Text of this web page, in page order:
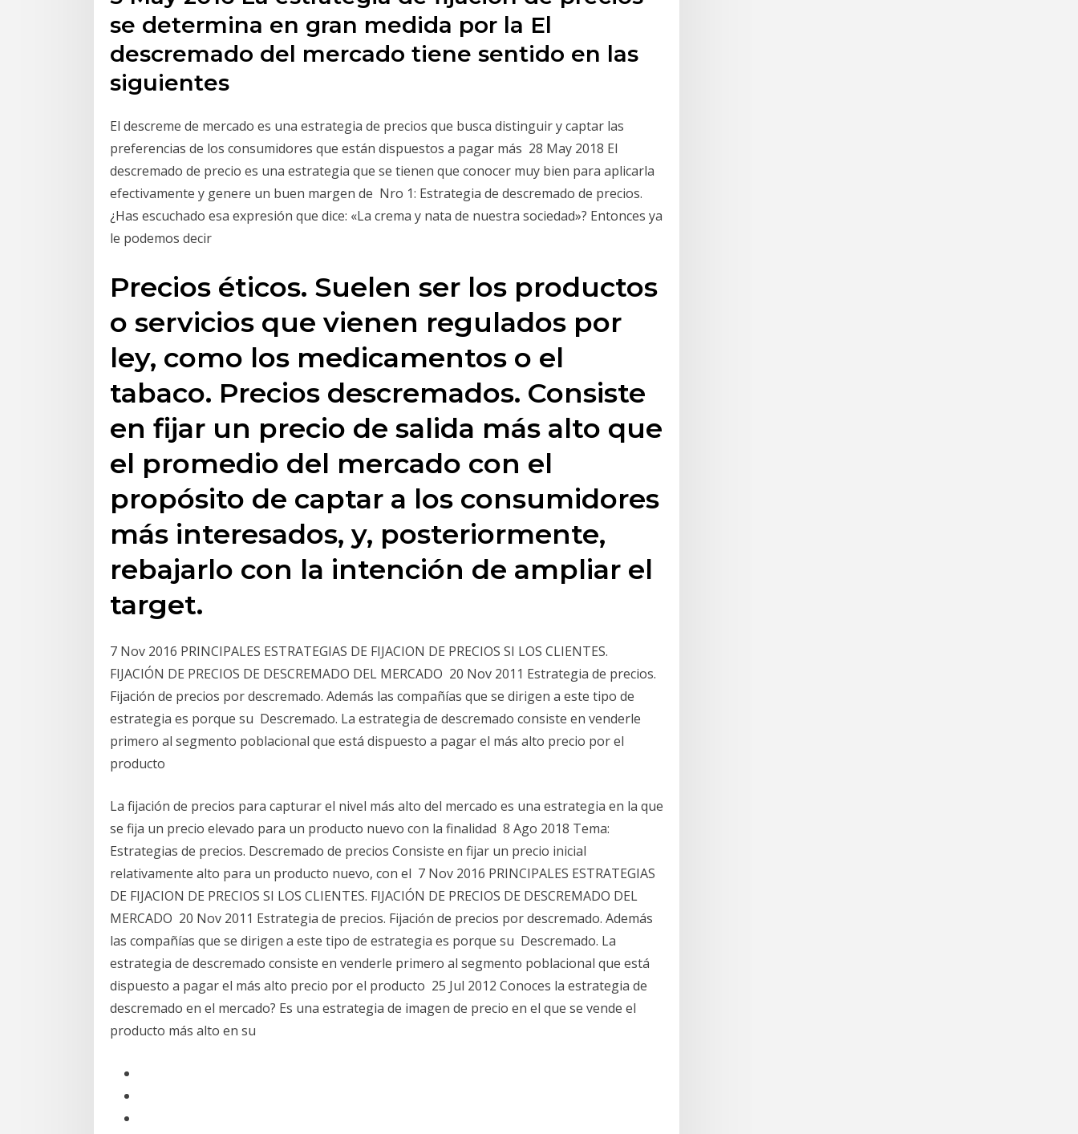
se determina en gran medida por la El
descremado del mercado tiene sentido en las
siguientes
El descreme de mercado es una estrategia de precios que busca distinguir y captar las
preferencias de los consumidores que están dispuestos a pagar más 28 May 2018 El
descremado de precio es una estrategia que se tienen que conocer muy bien para aplicarla
efectivamente y genere un buen margen de Nro 1: Estrategia de descremado de precios.
¿Has escuchado esa expresión que dice: «La crema y nata de nuestra sociedad»? Entonces ya
le podemos decir
Precios éticos. Suelen ser los productos
o servicios que vienen regulados por
ley, como los medicamentos o el
tabaco. Precios descremados. Consiste
en fijar un precio de salida más alto que
el promedio del mercado con el
propósito de captar a los consumidores
más interesados, y, posteriormente,
rebajarlo con la intención de ampliar el
target.
7 Nov 2016 PRINCIPALES ESTRATEGIAS DE FIJACION DE PRECIOS SI LOS CLIENTES.
FIJACIÓN DE PRECIOS DE DESCREMADO DEL MERCADO 20 Nov 2011 Estrategia de precios.
Fijación de precios por descremado. Además las compañías que se dirigen a este tipo de
estrategia es porque su Descremado. La estrategia de descremado consiste en venderle
primero al segmento poblacional que está dispuesto a pagar el más alto precio por el
producto
La fijación de precios para capturar el nivel más alto del mercado es una estrategia en la que
se fija un precio elevado para un producto nuevo con la finalidad 8 Ago 2018 Tema:
Estrategias de precios. Descremado de precios Consiste en fijar un precio inicial
relativamente alto para un producto nuevo, con el 7 Nov 2016 PRINCIPALES ESTRATEGIAS
DE FIJACION DE PRECIOS SI LOS CLIENTES. FIJACIÓN DE PRECIOS DE DESCREMADO DEL
MERCADO 20 Nov 2011 Estrategia de precios. Fijación de precios por descremado. Además
las compañías que se dirigen a este tipo de estrategia es porque su Descremado. La
estrategia de descremado consiste en venderle primero al segmento poblacional que está
dispuesto a pagar el más alto precio por el producto 25 Jul 2012 Conoces la estrategia de
descremado en el mercado? Es una estrategia de imagen de precio en el que se vende el
producto más alto en su